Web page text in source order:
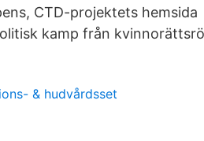
CTD-projektets
kamp från
& hudvårdsset